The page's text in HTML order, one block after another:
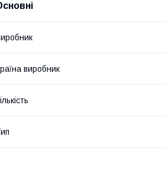
виробник